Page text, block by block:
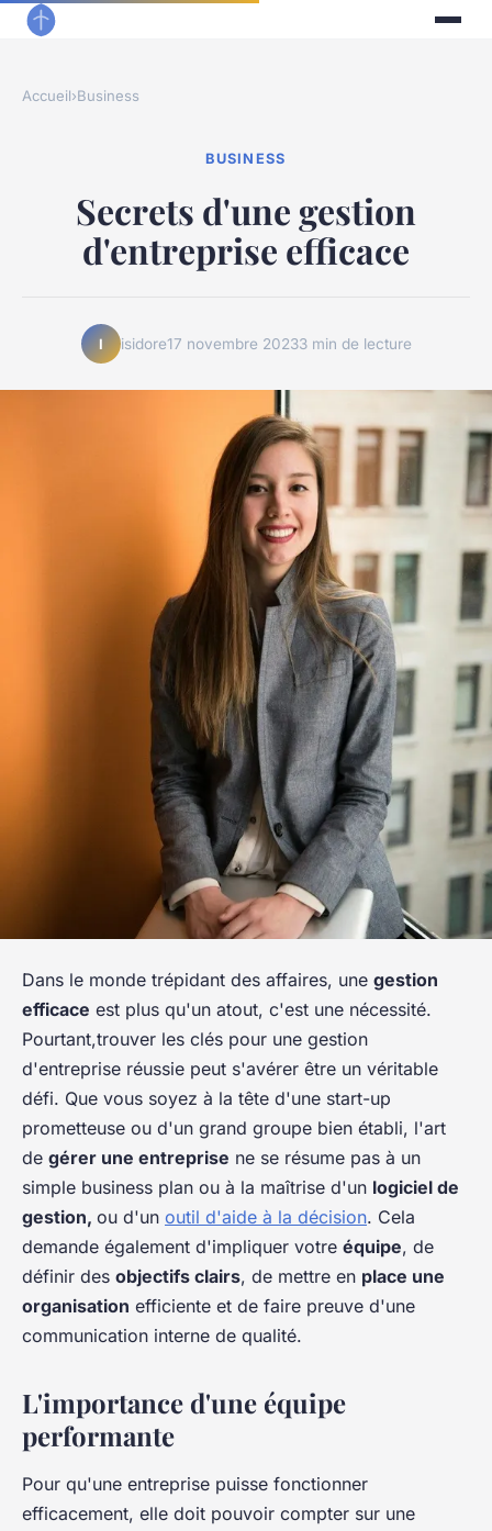
Accueil›Business
BUSINESS
Secrets d'une gestion
d'entreprise efficace
I isidore17 novembre 20233 min de lecture
Dans le monde trépidant des affaires, une gestion
efficace est plus qu'un atout, c'est une nécessité.
Pourtant,trouver les clés pour une gestion
d'entreprise réussie peut s'avérer être un véritable
défi. Que vous soyez à la tête d'une start-up
prometteuse ou d'un grand groupe bien établi, l'art
de gérer une entreprise ne se résume pas à un
simple business plan ou à la maîtrise d'un logiciel de
gestion, ou d'un outil d'aide à la décision. Cela
demande également d'impliquer votre équipe, de
définir des objectifs clairs, de mettre en place une
organisation efficiente et de faire preuve d'une
communication interne de qualité.
L'importance d'une équipe
performante
Pour qu'une entreprise puisse fonctionner
efficacement, elle doit pouvoir compter sur une